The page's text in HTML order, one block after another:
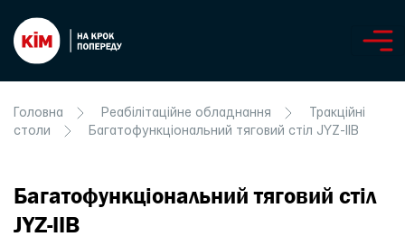
Головна Реабілітаційне обладнання
Тракційні
столи
Багатофункціональний тяговий стіл JYZ-IIB
Багатофункціональний тяговий стіл
JYZ-IIB